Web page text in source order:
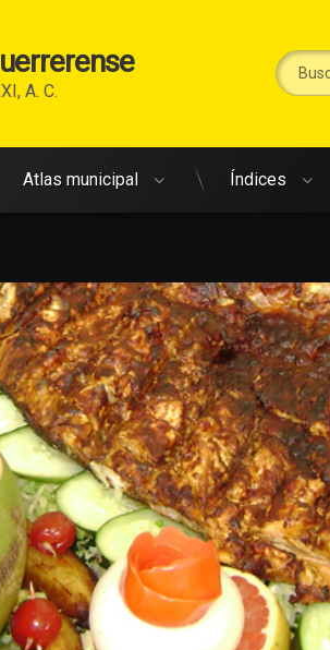
A. C.
Buscar:
Atlas municipal Índices